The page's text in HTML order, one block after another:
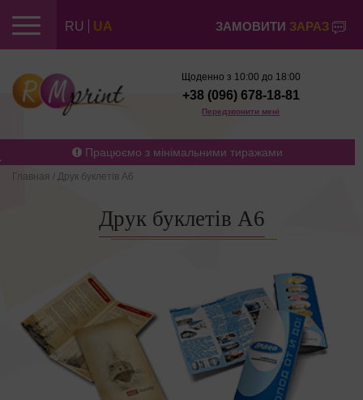
RU UA ЗАМОВИТИ ЗАРАЗ
Щоденно з 10:00 до 18:00
+38 (096) 678-18-81
Передзвонити мені
Працюємо з мінімальними тиражами
Главная / Друк буклетів А6
Друк буклетів А6